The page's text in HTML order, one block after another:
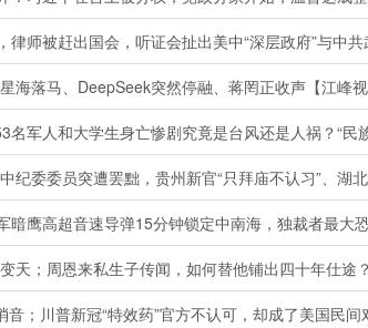
海落马、DeepSeek突然停融、蒋罔正收声【江峰
纪委委员突遭罢黜，贵州新官“只拜庙不认习”、
暗鹰高超音速导弹15分钟锁定中南海，独裁者最
天；周恩来私生子传闻，如何替他铺出四十年仕
；川普新冠“特效药”官方不认可，却成了美国民